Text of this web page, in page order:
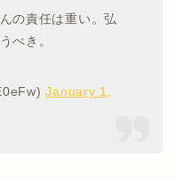
の責任は重い。弘
べき。
January 1,